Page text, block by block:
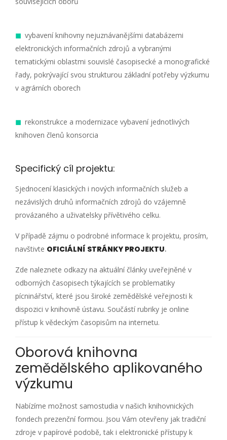
vybavení knihovny nejuznávanějšími databázemi
elektronických informačních zdrojů a vybranými
tematickými oblastmi souvislé časopisecké a monografické
řady, pokrývající svou strukturou základní potřeby výzkumu
v agrárních oborech
rekonstrukce a modernizace vybavení jednotlivých
knihoven členů konsorcia
Specifický cíl projektu:
Sjednocení klasických i nových informačních služeb a
nezávislých druhů informačních zdrojů do vzájemně
provázaného a uživatelsky přívětivého celku.
V případě zájmu o podrobné informace k projektu, prosím,
navštivte OFICIÁLNÍ STRÁNKY PROJEKTU.
Zde naleznete odkazy na aktuální články uveřejněné v
odborných časopisech týkajících se problematiky
pícninářství, které jsou široké zemědělské veřejnosti k
dispozici v knihovně ústavu. Součástí rubriky je online
přístup k vědeckým časopisům na internetu.
Oborová knihovna
zemědělského aplikovaného
výzkumu
Nabízíme možnost samostudia v našich knihovnických
fondech prezenční formou. Jsou Vám otevřeny jak tradiční
zdroje v papírové podobě, tak i elektronické přístupy k